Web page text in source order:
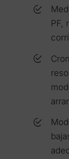
PF,